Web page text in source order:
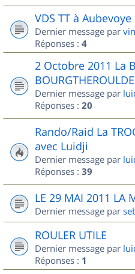
VDS TT à
Dernier message par
Réponses : 4
2 Octobre 2011 La
Dernier message par
Réponses : 20
Rando/Raid La
avec Luidji
Dernier message par
Réponses : 39
LE 29 MAI 2011 LA
Dernier message par
ROULER UTILE
Dernier message par
Réponses : 1